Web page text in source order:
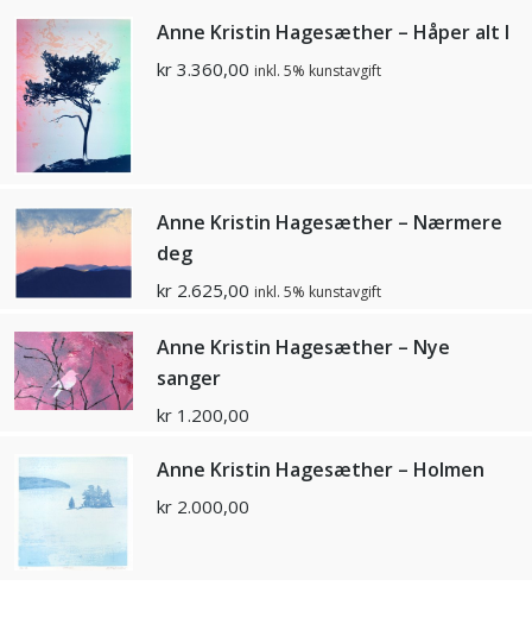
Anne Kristin Hagesæther – Håper alt I
kr 3.360,00 inkl. 5% kunstavgift
Anne Kristin Hagesæther – Nærmere
deg
kr 2.625,00 inkl. 5% kunstavgift
Anne Kristin Hagesæther – Nye
sanger
kr 1.200,00
Anne Kristin Hagesæther – Holmen
kr 2.000,00